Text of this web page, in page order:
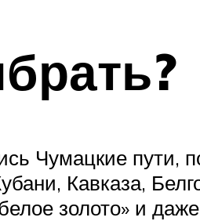
Чумацкие пути,
Кавказа,
золото» и